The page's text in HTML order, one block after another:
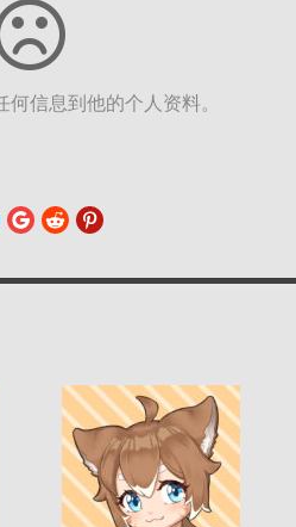
信息到他的个人资料。